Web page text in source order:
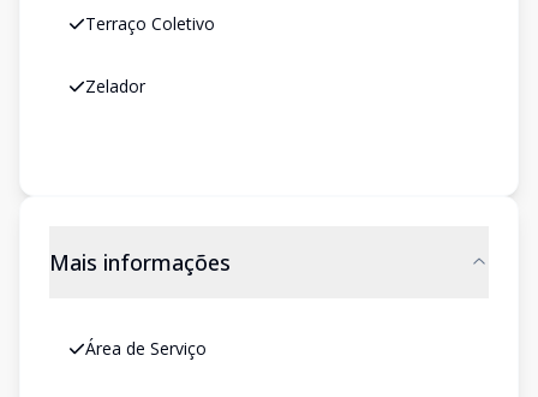
Terraço Coletivo
Zelador
Mais informações
Área de Serviço